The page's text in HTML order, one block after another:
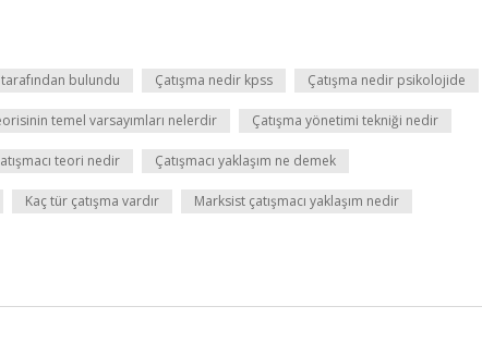
bulundu Çatışma nedir kpss Çatışma nedir psikolojide
temel varsayımları nelerdir Çatışma yönetimi tekniği nedir
teori nedir Çatışmacı yaklaşım ne demek
Kaç tür çatışma vardır Marksist çatışmacı yaklaşım nedir